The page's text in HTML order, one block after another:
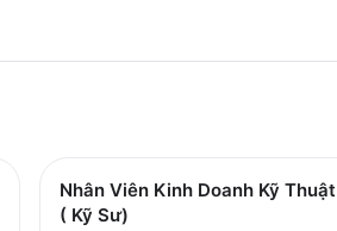
Nhân Viên Kinh Doanh Kỹ Thuật
( Kỹ Sư)